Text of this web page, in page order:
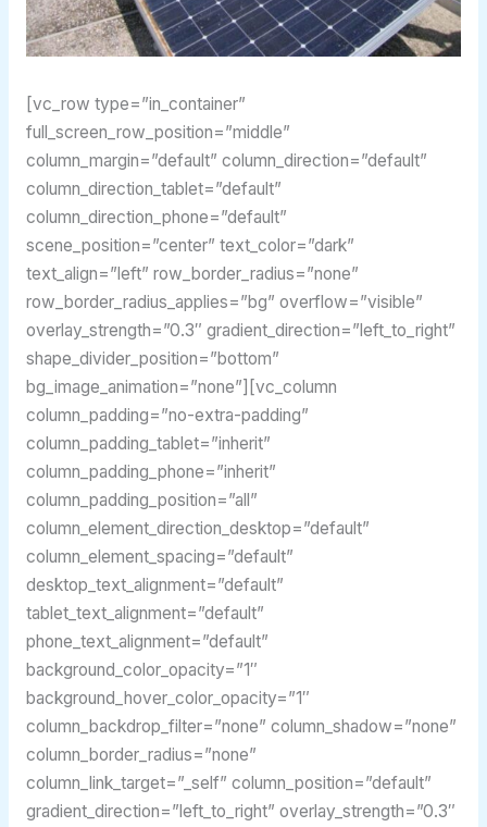
[vc_row type=”in_container”
full_screen_row_position=”middle”
column_margin=”default” column_direction=”default”
column_direction_tablet=”default”
column_direction_phone=”default”
scene_position=”center” text_color=”dark”
text_align=”left” row_border_radius=”none”
row_border_radius_applies=”bg” overflow=”visible”
overlay_strength=”0.3″ gradient_direction=”left_to_right”
shape_divider_position=”bottom”
bg_image_animation=”none”][vc_column
column_padding=”no-extra-padding”
column_padding_tablet=”inherit”
column_padding_phone=”inherit”
column_padding_position=”all”
column_element_direction_desktop=”default”
column_element_spacing=”default”
desktop_text_alignment=”default”
tablet_text_alignment=”default”
phone_text_alignment=”default”
background_color_opacity=”1″
background_hover_color_opacity=”1″
column_backdrop_filter=”none” column_shadow=”none”
column_border_radius=”none”
column_link_target=”_self” column_position=”default”
gradient_direction=”left_to_right” overlay_strength=”0.3″